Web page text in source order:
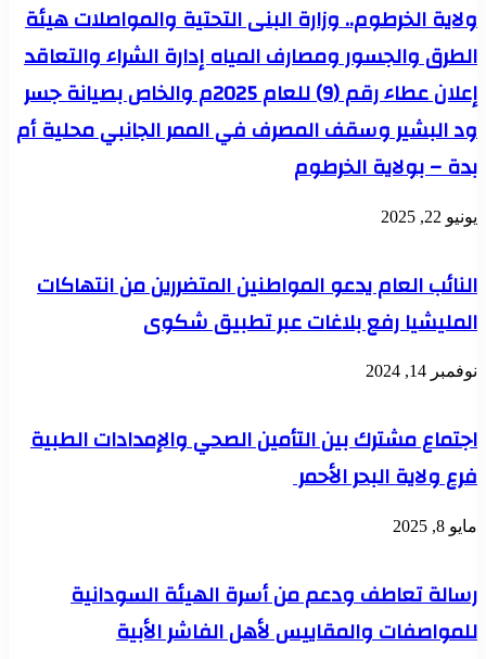
ولاية الخرطوم.. وزارة البنى التحتية والمواصلات هيئة
الطرق والجسور ومصارف المياه إدارة الشراء والتعاقد
إعلان عطاء رقم (9) للعام 2025م والخاص بصيانة جسر
ود البشير وسقف المصرف في الممر الجانبي محلية أم
بدة – بولاية الخرطوم
يونيو 22, 2025
النائب العام يدعو المواطنين المتضررين من انتهاكات
المليشيا رفع بلاغات عبر تطبيق شكوى
نوفمبر 14, 2024
اجتماع مشترك بين التأمين الصحي والإمدادات الطبية
فرع ولاية البحر الأحمر
مايو 8, 2025
رسالة تعاطف ودعم من أسرة الهيئة السودانية
للمواصفات والمقاييس لأهل الفاشر الأبية